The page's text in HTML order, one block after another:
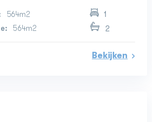
564m2
1
564m2
2
Bekijken